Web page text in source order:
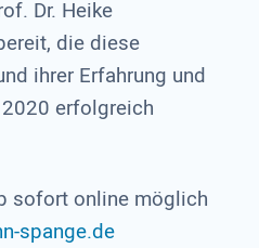
Dr. Heike
die diese
ihrer Erfahrung und
erfolgreich
sofort online möglich
spange.de